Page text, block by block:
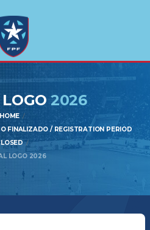
LOGO2026
HOME
FINALIZADO / REGISTRATION PERIOD
LOGO 2026